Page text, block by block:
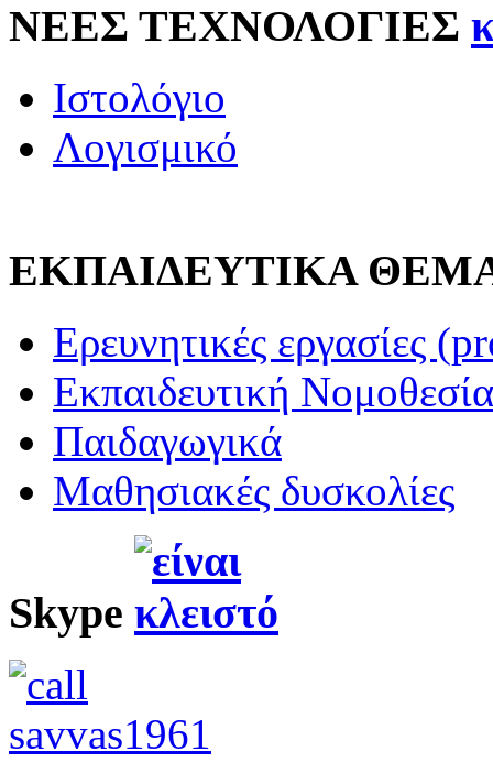
ΝΕΕΣ ΤΕΧΝΟΛΟΓΙΕΣ
Ιστολόγιο
Λογισμικό
ΕΚΠΑΙΔΕΥΤΙΚΑ
Ερευνητικές εργασίες
Εκπαιδευτική Νομοθεσία
Παιδαγωγικά
Μαθησιακές δυσκολίες
Skype